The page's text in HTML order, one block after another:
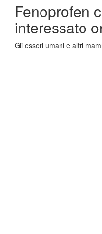
Fenoprofen
interessato
Gli esseri umani e altri